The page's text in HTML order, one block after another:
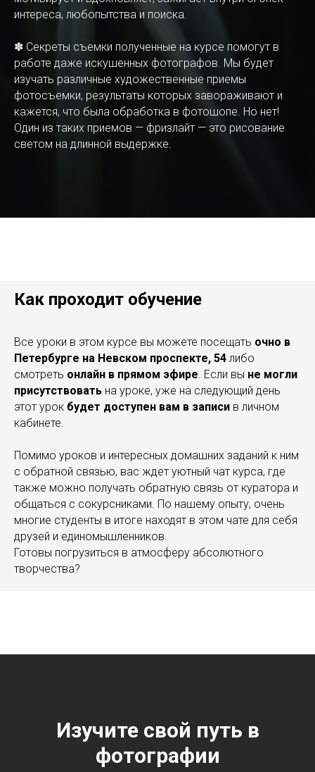
интереса, любопытства и поиска.
✽ Секреты съемки полученные на курсе помогут в
работе даже искушенных фотографов. Мы будет
изучать различные художественные приемы
фотосъемки, результаты которых завораживают и
кажется, что была обработка в фотошопе. Но нет!
Один из таких приемов — фризлайт — это рисование
светом на длинной выдержке.
Как проходит обучение
Все уроки в этом курсе вы можете посещать очно в
Петербурге на Невском проспекте, 54 либо
смотреть онлайн в прямом эфире. Если вы не могли
присутствовать на уроке, уже на следующий день
этот урок будет доступен вам в записи в личном
кабинете.
Помимо уроков и интересных домашних заданий к ним
с обратной связью, вас ждет уютный чат курса, где
также можно получать обратную связь от куратора и
общаться с сокурсниками. По нашему опыту, очень
многие студенты в итоге находят в этом чате для себя
друзей и единомышленников.
Готовы погрузиться в атмосферу абсолютного
творчества?
Изучите свой путь в
фотографии